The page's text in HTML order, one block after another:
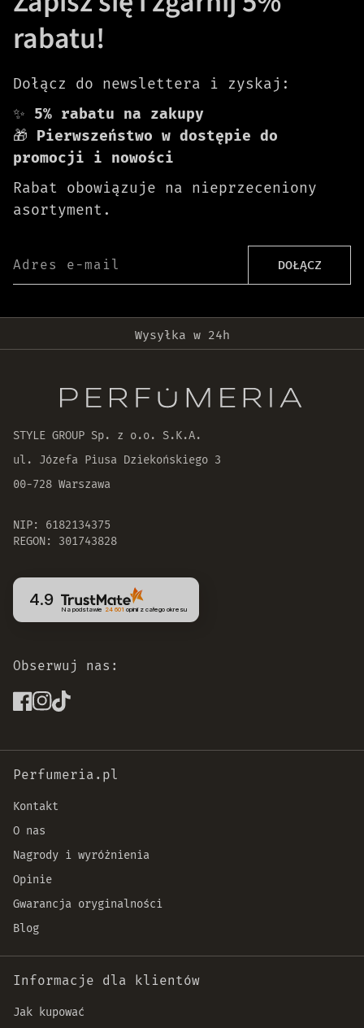
rabatu!
Dołącz do newslettera i zyskaj:
✨ 5% rabatu na zakupy
🎁 Pierwszeństwo w dostępie do
promocji i nowości
Rabat obowiązuje na nieprzeceniony
asortyment.
Adres e-mail DOŁĄCZ
Wysyłka w 24h
30 dni na zwrot zamówienia
STYLE GROUP Sp. z o.o. S.K.A.
ul. Józefa Piusa Dziekońskiego 3
00-728 Warszawa
NIP: 6182134375
REGON: 301743828
4.9
Na podstawie 24 601 opinii z całego okresu
Obserwuj nas:
Perfumeria.pl
Kontakt
O nas
Nagrody i wyróżnienia
Opinie
Gwarancja oryginalności
Blog
Informacje dla klientów
Jak kupować